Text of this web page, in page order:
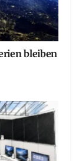
bleiben